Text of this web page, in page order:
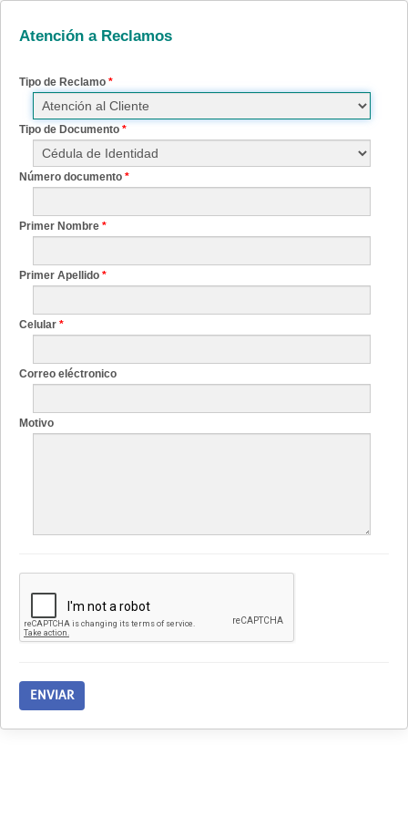
Atención a Reclamos
Tipo de Reclamo *
Tipo de Documento *
Número documento *
Primer Nombre *
Primer Apellido *
Celular *
Correo eléctronico
Motivo
ENVIAR